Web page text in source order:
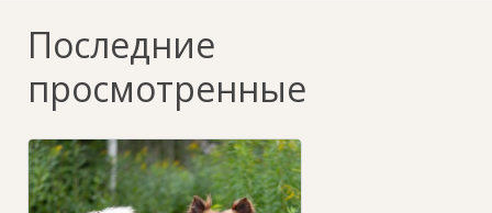
Последние
просмотренные